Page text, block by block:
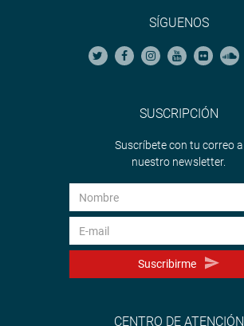
SÍGUENOS
SUSCRIPCIÓN
Suscríbete con tu correo a
nuestro newsletter.
Suscribirme
CENTRO DE ATENCIÓN